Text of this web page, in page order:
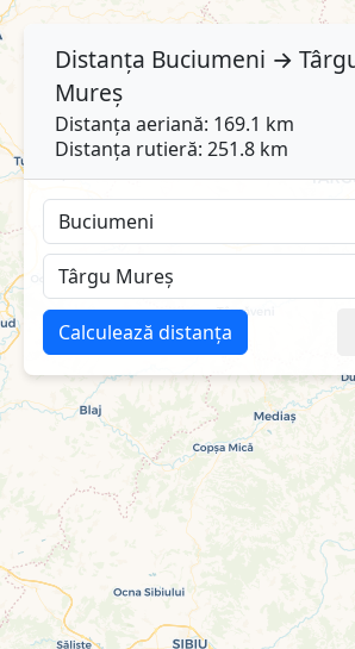
Distanța Buciumeni →
Mureș
Distanța aeriană: 169.1 km
Distanța rutieră: 251.8 km
Calculează distanța